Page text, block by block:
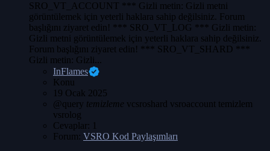
SRO_VT_ACCOUNT *** Gizli metin: Gizli metni
görüntülemek için yeterli haklara sahip değilsiniz. Forum
başlığını ziyaret edin! *** SRO_VT_LOG *** Gizli metin:
Gizli metni görüntülemek için yeterli haklara sahip değilsiniz.
Forum başlığını ziyaret edin! *** SRO_VT_SHARD ***
Gizli metin: Gizli...
InFlames
Konu
19 Ocak 2025
@query temizleme vcsroshard vsroaccount temizlem
vsrolog
Cevaplar: 1
Forum: VSRO Kod Paylaşımları